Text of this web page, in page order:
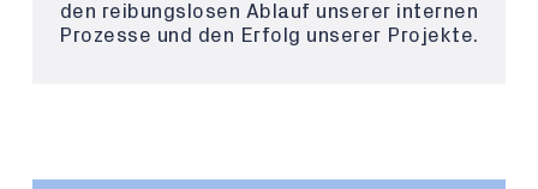
den reibungslosen Ablauf unserer internen
Prozesse und den Erfolg unserer Projekte.